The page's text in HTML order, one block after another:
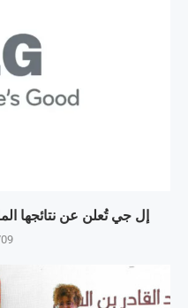
إل جي تُعلن عن نتائجها